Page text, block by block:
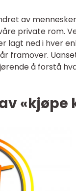
av
private rom.
lagt ned i hver
framover.
å forstå
«kjøpe